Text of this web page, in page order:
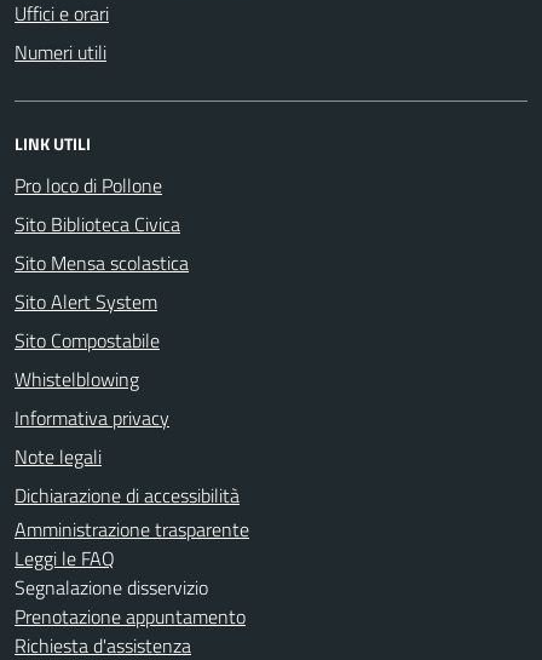
Uffici e orari
Numeri utili
LINK UTILI
Pro loco di Pollone
Sito Biblioteca Civica
Sito Mensa scolastica
Sito Alert System
Sito Compostabile
Whistelblowing
Informativa privacy
Note legali
Dichiarazione di accessibilità
Amministrazione trasparente
Leggi le FAQ
Segnalazione disservizio
Prenotazione appuntamento
Richiesta d'assistenza